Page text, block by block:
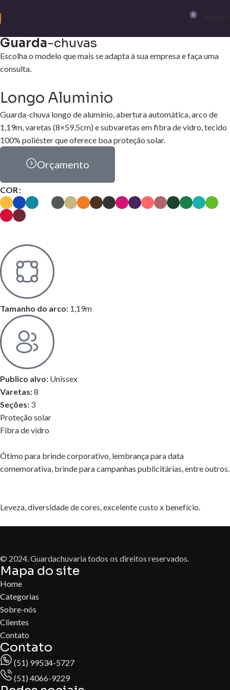
0
Guarda-chuvas
Escolha o modelo que mais se adapta à sua empresa e faça uma
consulta.
Longo Aluminio
Guarda-chuva longo de alumínio, abertura automática, arco de
1,19m, varetas (8×59,5cm) e subvaretas em fibra de vidro, tecido
100% poliéster que oferece boa proteção solar.
Orçamento
COR
Tamanho do arco: 1,19m
Publico alvo: Unissex
Varetas:8
Seções: 3
Proteção solar
Fibra de vidro
Ótimo para brinde corporativo, lembrança para data
comemorativa, brinde para campanhas publicitárias, entre outros.
Leveza, diversidade de cores, excelente custo x benefício.
© 2024. Guardachuvaria todos os direitos reservados.
Mapa do site
Home
Categorias
Sobre-nós
Clientes
Contato
Contato
(51) 99534-5727
(51) 4066-9229